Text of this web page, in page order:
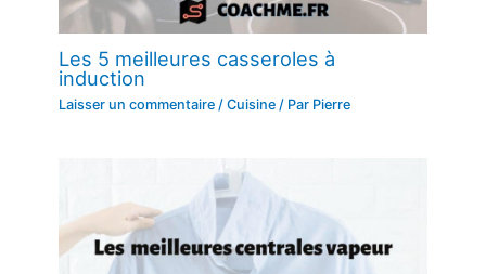
Les 5 meilleures casseroles à
induction
Laisser un commentaire /Cuisine / Par Pierre